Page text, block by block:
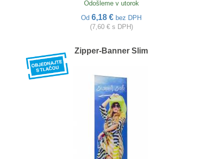
Odošleme v utorok
Od 6,18 € bez DPH
(7,60 € s DPH)
Zipper-Banner Slim